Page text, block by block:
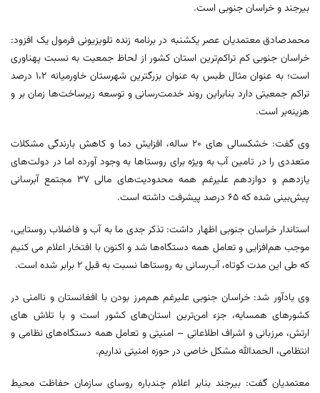
بیرجند و خراسان جنوبی است.
محمدصادق معتمدیان عصر یکشنبه در برنامه زنده تلویزیونی فرمول یک افزود:
خراسان جنوبی کم تراکم‌ترین استان کشور از لحاظ جمعیت به نسبت پهناوری
است؛ به عنوان مثال طبس به عنوان بزرگترین شهرستان خاورمیانه ۱،۲ درصد
تراکم جمعیتی دارد بنابراین روند خدمت‌رسانی و توسعه زیرساخت‌ها زمان بر و
هزینه‌بر است.
وی گفت: خشکسالی های ۲۰ ساله، افزایش دما و کاهش بارندگی مشکلات
متعددی را در تامین آب به ویژه برای روستاها به وجود آورده اما در دولت‌های
یازدهم و دوازدهم علیرغم همه محدودیت‌های مالی ۳۷ مجتمع آبرسانی
پیش‌بینی شده که ۶۵ درصد پیشرفت داشته است.
استاندار خراسان جنوبی اظهار داشت: تذکر جدی ما به آب و فاضلاب روستایی،
موجب هم‌افزایی و تعامل همه دستگاه‌ها شد و اکنون با افتخار اعلام می کنیم
که طی این مدت کوتاه، آب‌رسانی به روستاها نسبت به قبل ۲ برابر شده است.
وی یادآور شد: خراسان جنوبی علیرغم هم‌مرز بودن با افغانستان و ناامنی در
کشورهای همسایه، جزء امن‌ترین استان‌های کشور است و با تلاش های
ارتش، مرزبانی و اشراف اطلاعاتی – امنیتی و تعامل همه دستگاه‌های نظامی و
انتظامی، الحمدالله مشکل خاصی در حوزه امنیتی نداریم.
معتمدیان گفت: بیرجند بنابر اعلام چندباره روسای سازمان حفاظت محیط